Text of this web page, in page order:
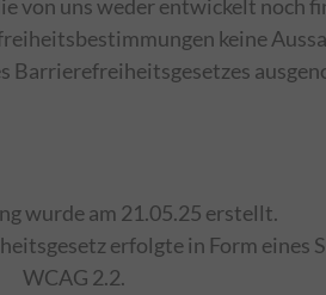
von uns weder entwickelt noch
keine
Barrierefreiheitsgesetzes
wurde am 21.05.25 erstellt.
erfolgte in Form eines
WCAG 2.2.